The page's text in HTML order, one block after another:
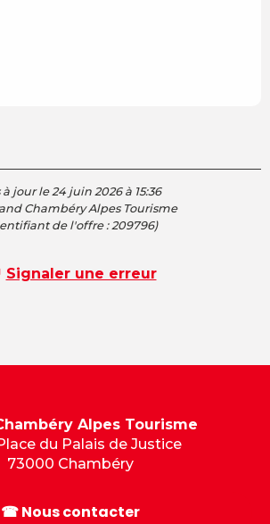
à jour le 24 juin 2026 à 15:36
Chambéry Alpes Tourisme
de l'offre :209796)
Signaler une erreur
Alpes Tourisme
du Palais de Justice
73000 Chambéry
☎ Nous contacter